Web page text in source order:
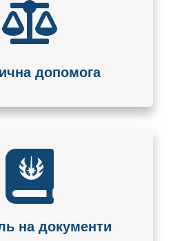
допомога
на документи